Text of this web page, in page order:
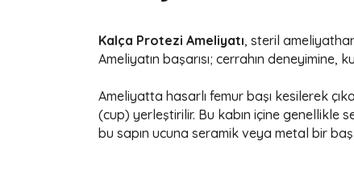
Kalça Protezi Ameliyatı, steril
Ameliyatın başarısı; cerrahın deneyimine,
Ameliyatta hasarlı femur başı kesilerek
(cup) yerleştirilir. Bu kabın içine genellikle
bu sapın ucuna seramik veya metal bir